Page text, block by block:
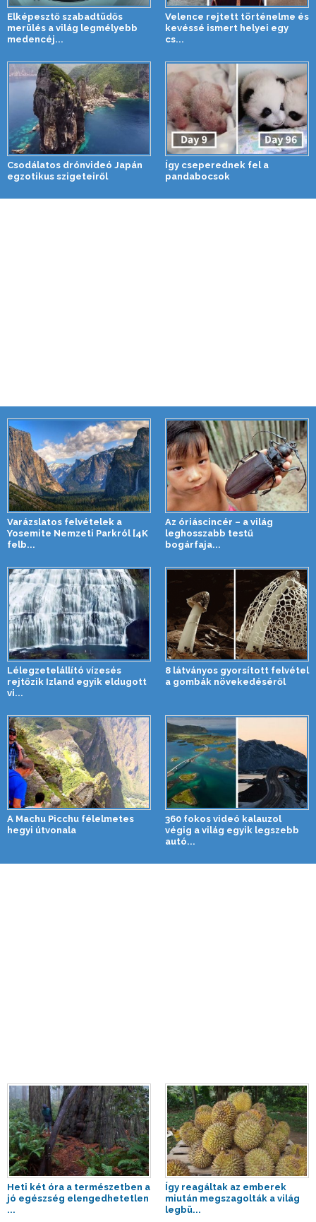
Elképesztő szabadtüdős
merülés a világ legmélyebb
medencéj...
Velence rejtett történelme és
kevéssé ismert helyei egy
cs...
Csodálatos drónvideó Japán
egzotikus szigeteiről
Így cseperednek fel a
pandabocsok
Varázslatos felvételek a
Yosemite Nemzeti Parkról [4K
felb...
Az óriáscincér – a világ
leghosszabb testű
bogárfaja...
Lélegzetelállító vízesés
rejtőzik Izland egyik eldugott
vi...
8 látványos gyorsított felvétel
a gombák növekedéséről
A Machu Picchu félelmetes
hegyi útvonala
360 fokos videó kalauzol
végig a világ egyik legszebb
autó...
Heti két óra a természetben a
jó egészség elengedhetetlen
...
Így reagáltak az emberek
miután megszagolták a világ
legbü...